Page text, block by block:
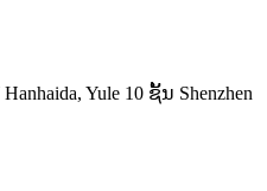
Yule 10 ຊັ້ນ Shenzhen